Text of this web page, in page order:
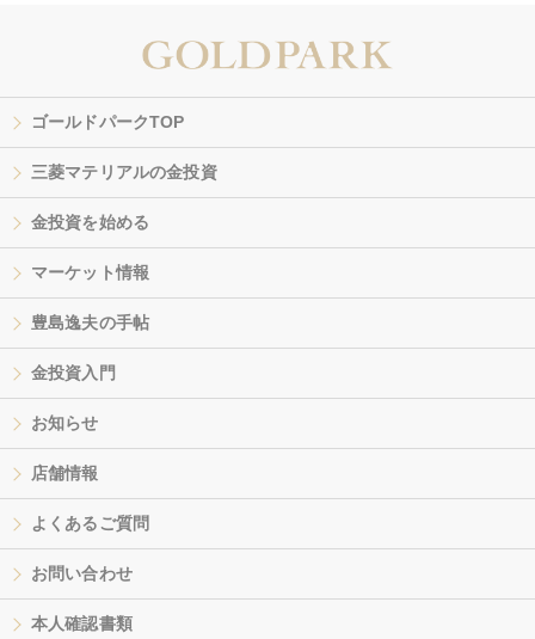
ゴールドパークTOP
三菱マテリアルの金投資
金投資を始める
マーケット情報
豊島逸夫の手帖
金投資入門
お知らせ
店舗情報
よくあるご質問
お問い合わせ
本人確認書類